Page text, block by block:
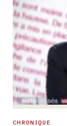
CHRONIQUE